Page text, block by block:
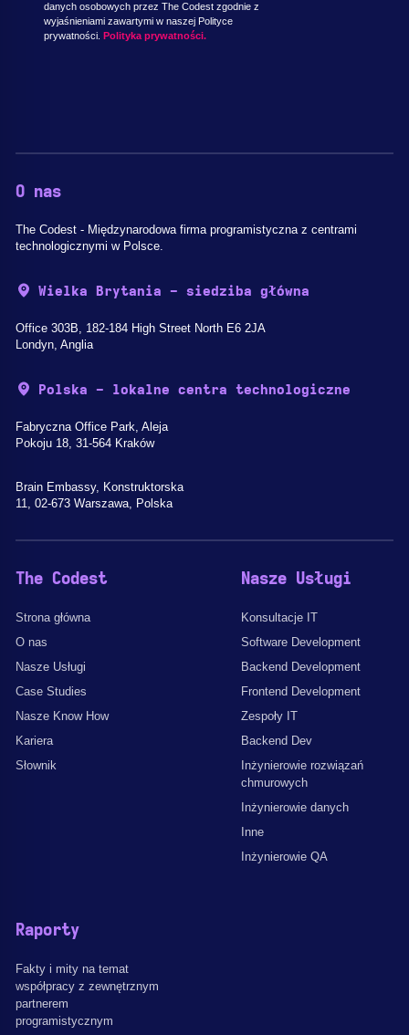
danych osobowych przez The Codest zgodnie z
wyjaśnieniami zawartymi w naszej Polityce
prywatności. Polityka prywatności.
O nas
The Codest - Międzynarodowa firma programistyczna z centrami
technologicznymi w Polsce.
Wielka Brytania - siedziba główna
Office 303B, 182-184 High Street North E6 2JA
Londyn, Anglia
Polska - lokalne centra technologiczne
Fabryczna Office Park, Aleja
Pokoju 18, 31-564 Kraków
Brain Embassy, Konstruktorska
11, 02-673 Warszawa, Polska
The Codest
Strona główna
O nas
Nasze Usługi
Case Studies
Nasze Know How
Kariera
Słownik
Nasze Usługi
Konsultacje IT
Software Development
Backend Development
Frontend Development
Zespoły IT
Backend Dev
Inżynierowie rozwiązań
chmurowych
Inżynierowie danych
Inne
Inżynierowie QA
Raporty
Fakty i mity na temat
współpracy z zewnętrznym
partnerem
programistycznym